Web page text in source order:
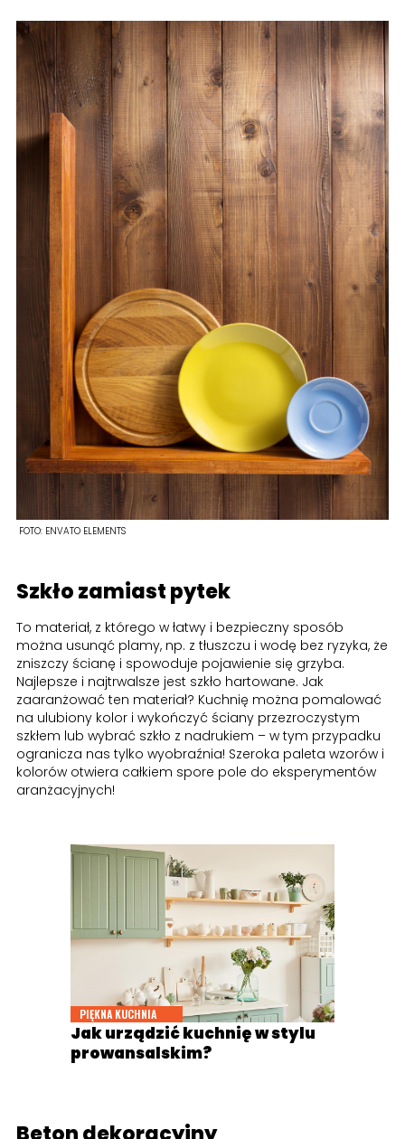
FOTO: ENVATO ELEMENTS
Szkło zamiast pytek
To materiał, z którego w łatwy i bezpieczny sposób
można usunąć plamy, np. z tłuszczu i wodę bez ryzyka, że
zniszczy ścianę i spowoduje pojawienie się grzyba.
Najlepsze i najtrwalsze jest szkło hartowane. Jak
zaaranżować ten materiał? Kuchnię można pomalować
na ulubiony kolor i wykończyć ściany przezroczystym
szkłem lub wybrać szkło z nadrukiem – w tym przypadku
ogranicza nas tylko wyobraźnia! Szeroka paleta wzorów i
kolorów otwiera całkiem spore pole do eksperymentów
aranżacyjnych!
PIĘKNA KUCHNIA
Jak urządzić kuchnię w stylu
prowansalskim?